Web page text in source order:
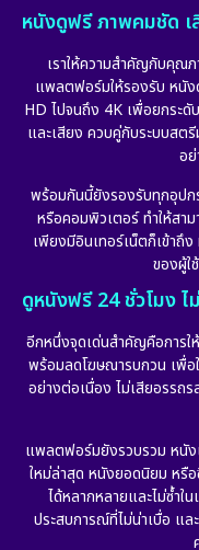
หนังดูฟรี ภาพคมชัด
เราให้ความสำคัญกับคุณ
แพลตฟอร์มให้รองรับ หนั
HD ไปจนถึง 4K เพื่อยกระ
และเสียง ควบคู่กับระบบสต
อ
พร้อมกันนี้ยังรองรับทุกอุปก
หรือคอมพิวเตอร์ ทำให้สา
เพียงมีอินเทอร์เน็ตก็เข้าถึ
ของผู้ใ
ดูหนังฟรี 24 ชั่วโมง
อีกหนึ่งจุดเด่นสำคัญคือการใ
พร้อมลดโฆษณารบกวน เพื่อ
อย่างต่อเนื่อง ไม่เสียอรรถ
แพลตฟอร์มยังรวบรวม หนัง
ใหม่ล่าสุด หนังยอดนิยม หรื
ได้หลากหลายและไม่ซ้ำใ
ประสบการณ์ที่ไม่น่าเบื่อ แล